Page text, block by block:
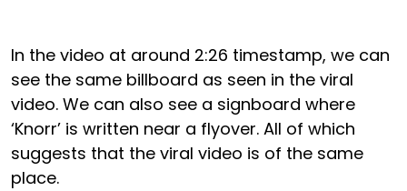
In the video at around 2:26 timestamp, we can
see the same billboard as seen in the viral
video. We can also see a signboard where
‘Knorr’ is written near a flyover. All of which
suggests that the viral video is of the same
place.